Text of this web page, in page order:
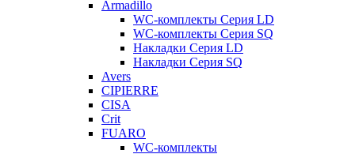
Armadillo
WC-комплекты Серия LD
WC-комплекты Серия SQ
Накладки Серия LD
Накладки Серия SQ
Avers
CIPIERRE
CISA
Crit
FUARO
WC-комплекты